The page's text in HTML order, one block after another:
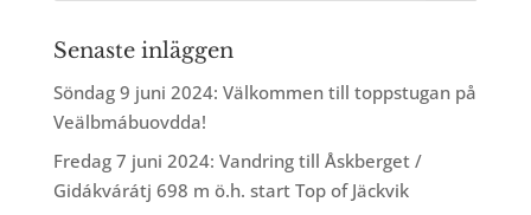
Senaste inläggen
Söndag 9 juni 2024: Välkommen till toppstugan på
Veälbmábuovdda!
Fredag 7 juni 2024: Vandring till Åskberget /
Gidákvárátj 698 m ö.h. start Top of Jäckvik